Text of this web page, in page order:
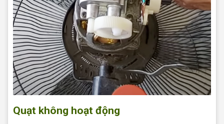
Quạt không hoạt động